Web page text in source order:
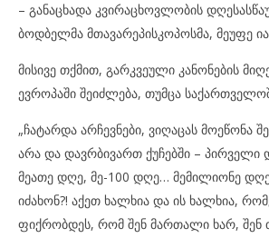
– განაცხადა კვირაცხოვლობის
ბოდბელმა მთავარეპისკოპოსმა, მეუფე
მისივე თქმით, გარკვეული კანონების
ევროპაში შეიძლება, თუმცა
„ჩატარდა არჩევნები, ვიღაცას მოეწონა
არა და დავრბივართ ქუჩებში –
მეათე დღე, მე-100 დღე… მემილიონე
იძახონ?! აქეთ ხალხია და ის ხალხია,
ფიქრობდეს, რომ შენ მართალი ხარ, შენ